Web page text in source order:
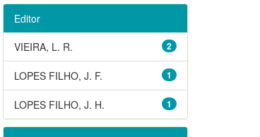
Editor
2
VIEIRA, L. R.
1
LOPES FILHO, J. F.
1
LOPES FILHO, J. H.